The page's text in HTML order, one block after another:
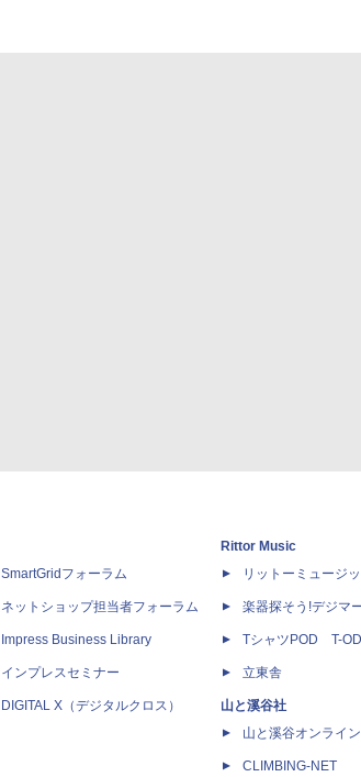
SmartGridフォーラム
ネットショップ担当者フォーラム
Impress Business Library
インプレスセミナー
DIGITAL X（デジタルクロス）
Rittor Music
リットーミュージ
楽器探そう!デジマ
TシャツPOD T-OD
立東舎
山と溪谷社
山と溪谷オンライン
CLIMBING-NET